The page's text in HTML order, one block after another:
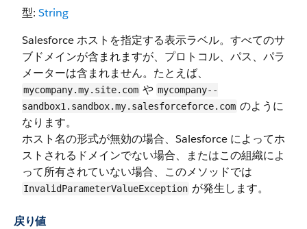
型: String
Salesforce ホストを指定する表示ラベル。すべてのサ
ブドメインが含まれますが、プロトコル、パス、パラ
メーターは含まれません。たとえば、
mycompany.my.site.com や mycompany--
sandbox1.sandbox.my.salesforceforce.com のように
なります。
ホスト名の形式が無効の場合、Salesforce によってホ
ストされるドメインでない場合、またはこの組織によ
って所有されていない場合、このメソッドでは
InvalidParameterValueException が発生します。
戻り値